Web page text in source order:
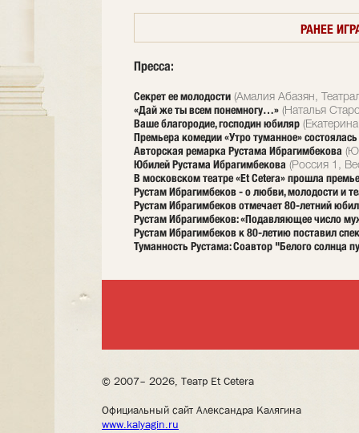
РАНЕЕ
Пресса:
Секрет ее молодости (Амалия Абазян,
«Дай же ты всем понемногу…» (Наталья
Ваше благородие, господин юбиляр
Премьера комедии «Утро туманное» состоялась
Авторская ремарка Рустама Ибрагимбекова
Юбилей Рустама Ибрагимбекова (Россия 1,
В московском театре «Et Cetera» прошла
Рустам Ибрагимбеков - о любви, молодости и
Рустам Ибрагимбеков отмечает 80-летний
Рустам Ибрагимбеков: «Подавляющее число
Рустам Ибрагимбеков к 80-летию поставил
Туманность Рустама: Соавтор "Белого солнца
© 2007– 2026, Театр Et Cetera
Официальный сайт Александра Калягина
www.kalyagin.ru